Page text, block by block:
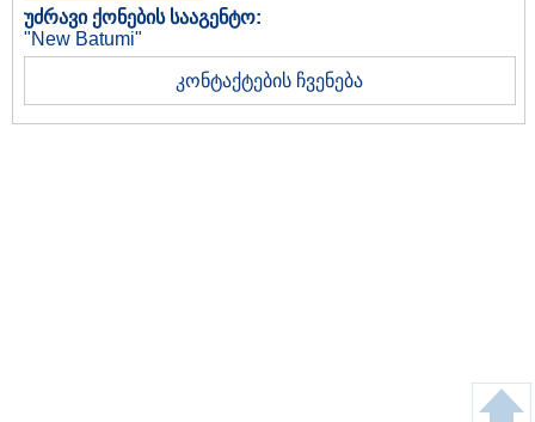
უძრავი ქონების სააგენტო:
"New Batumi"
კონტაქტების ჩვენება